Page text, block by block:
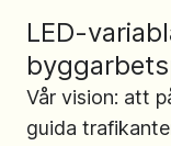
LED-
Vår vision: att
guida